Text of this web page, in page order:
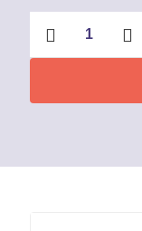
spray
400ml